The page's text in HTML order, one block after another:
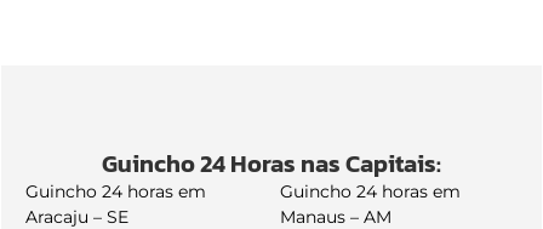
Guincho 24 Horas nas Capitais:
Guincho 24 horas em
Aracaju – SE
Guincho 24 horas em
Manaus – AM